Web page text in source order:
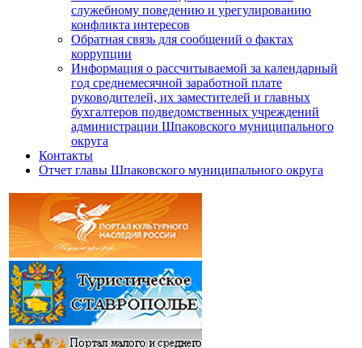
служебному поведению и урегулированию
конфликта интересов
Обратная связь для сообщений о фактах
коррупции
Информация о рассчитываемой за календарный
год среднемесячной заработной плате
руководителей, их заместителей и главных
бухгалтеров подведомственных учреждений
администрации Шпаковского муниципального
округа
Контакты
Отчет главы Шпаковского муниципального округа